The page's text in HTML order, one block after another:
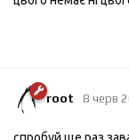
root 8 черв
спробуй ще раз